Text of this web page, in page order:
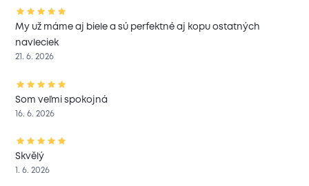
My už máme aj biele a sú perfektné aj kopu ostatných
navleciek
21. 6. 2026
Som veľmi spokojná
16. 6. 2026
Skvělý
1. 6. 2026